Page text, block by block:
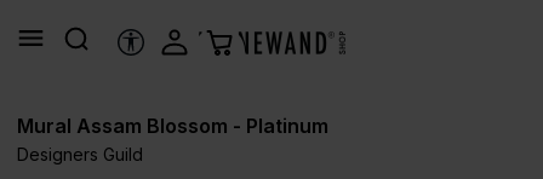
content
ACCESSIBILITY TOOLS
Mural Assam Blossom - Platinum
Designers Guild